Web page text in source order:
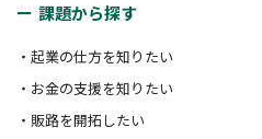
課題から探す
・起業の仕方を知りたい
・お金の支援を知りたい
・販路を開拓したい